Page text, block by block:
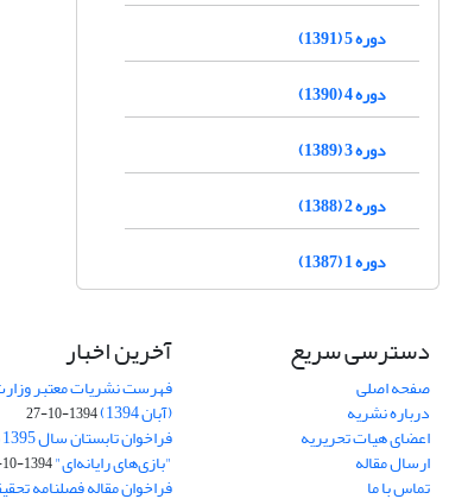
دوره 5 (1391)
دوره 4 (1390)
دوره 3 (1389)
دوره 2 (1388)
دوره 1 (1387)
دسترسی سریع
صفحه اصلی
درباره نشریه
اعضای هیات تحریریه
ارسال مقاله
تماس با ما
آخرین اخبار
فهرست نشریات معتبر
(آبان 1394) 1394-10-27
"بازی‌های رایانه‌ای"1394-10-27